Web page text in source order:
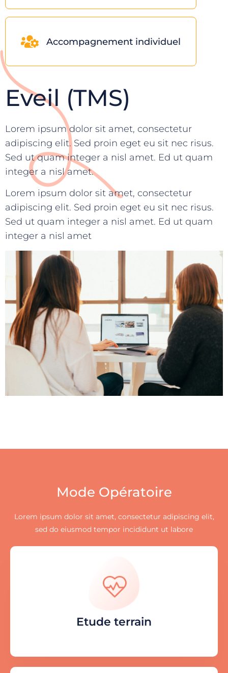
Accompagnement individuel
Eveil (TMS)
Lorem ipsum dolor sit amet, consectetur
adipiscing elit. Sed proin eget eu sit nec risus.
Sed ut quam integer a nisl amet. Ed ut quam
integer a nisl amet.
Lorem ipsum dolor sit amet, consectetur
adipiscing elit. Sed proin eget eu sit nec risus.
Sed ut quam integer a nisl amet. Ed ut quam
integer a nisl amet
Mode Opératoire
Lorem ipsum dolor sit amet, consectetur adipiscing elit,
sed do eiusmod tempor incididunt ut labore
Etude terrain